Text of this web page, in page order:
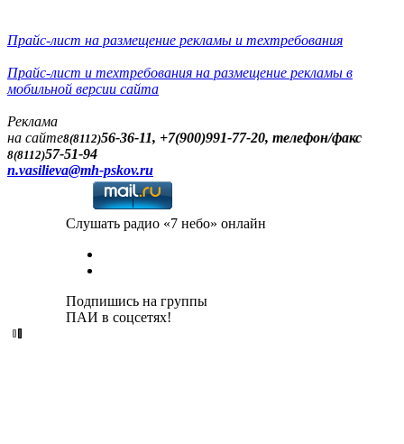
Прайс-лист на размещение рекламы и техтребования
Прайс-лист и техтребования на размещение рекламы в
мобильной версии сайта
Реклама
на сайте8(8112)56-36-11, +7(900)991-77-20, телефон/факс
8(8112)57-51-94
n.vasilieva@mh-pskov.ru
Слушать радио «7 небо» онлайн
Подпишись на группы
ПАИ в соцсетях!